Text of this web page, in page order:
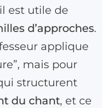
est utile de
d’approches.
applique
mais pour
structurent
du chant, et ce